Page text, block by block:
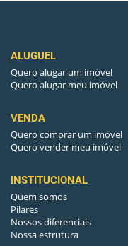
ALUGUEL
Quero alugar um imóvel
Quero alugar meu imóvel
VENDA
Quero comprar um imóvel
Quero vender meu imóvel
INSTITUCIONAL
Quem somos
Pilares
Nossos diferenciais
Nossa estrutura